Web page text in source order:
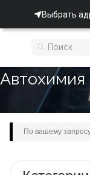
Выбрать
Автохимия
По вашему